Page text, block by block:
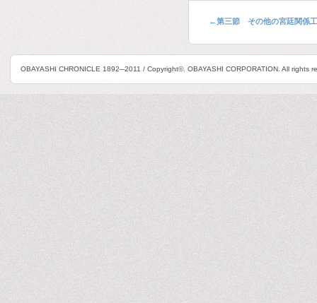
←第三節 その他の宮廷関係
OBAYASHI CHRONICLE 1892─2011 / Copyright©. OBAYASHI CORPORATION. All rights